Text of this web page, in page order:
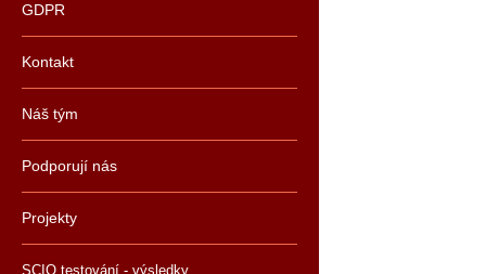
GDPR
Kontakt
Náš tým
Podporují nás
Projekty
SCIO testování - výsledky